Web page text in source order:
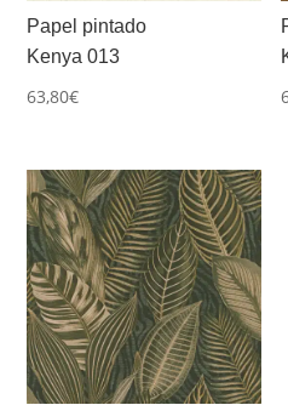
Papel pintado
Kenya 013
63,80€